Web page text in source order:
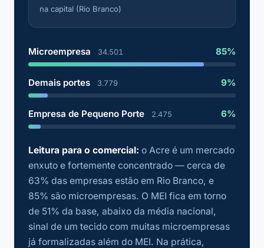
na capital (Rio Branco)
Microempresa 34.501 85%
Demais portes 3.779 9%
Empresa de Pequeno Porte 2.475 6%
Leitura para o comercial: o Acre é um mercado
enxuto e fortemente concentrado — cerca de
63% das empresas estão em Rio Branco, e
85% são microempresas. O MEI fica em torno
de 51% da base, abaixo da média nacional,
sinal de um tecido com muitas microempresas
já formalizadas além do MEI. Na prática,